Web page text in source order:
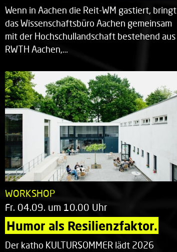
Wenn in Aachen die Reit-WM gastiert, bringt
das Wissenschaftsbüro Aachen gemeinsam
mit der Hochschullandschaft bestehend aus
RWTH Aachen,…
WORKSHOP
Fr. 04.09. um 10.00 Uhr
Humor als Resilienzfaktor.
Der katho KULTURSOMMER lädt 2026